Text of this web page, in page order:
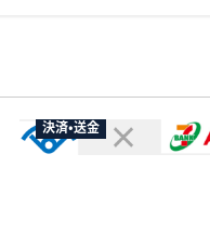
決済・送金